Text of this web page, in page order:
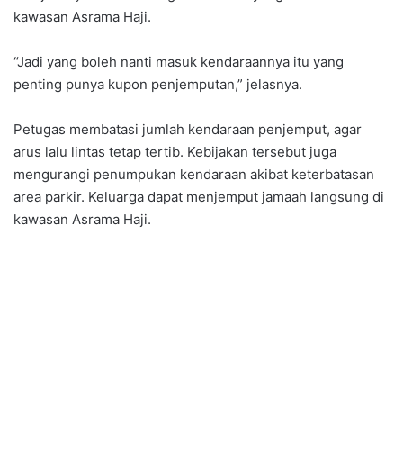
kawasan Asrama Haji.
“Jadi yang boleh nanti masuk kendaraannya itu yang
penting punya kupon penjemputan,” jelasnya.
Petugas membatasi jumlah kendaraan penjemput, agar
arus lalu lintas tetap tertib. Kebijakan tersebut juga
mengurangi penumpukan kendaraan akibat keterbatasan
area parkir. Keluarga dapat menjemput jamaah langsung di
kawasan Asrama Haji.